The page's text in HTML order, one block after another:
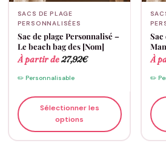
SACS DE PLAGE
PERSONNALISÉES
Sac de plage Personnalisé –
Le beach bag des [Nom]
À partir de27,92€
✏️ Personnalisable
Sélectionner les
options
Sac
À
✏️